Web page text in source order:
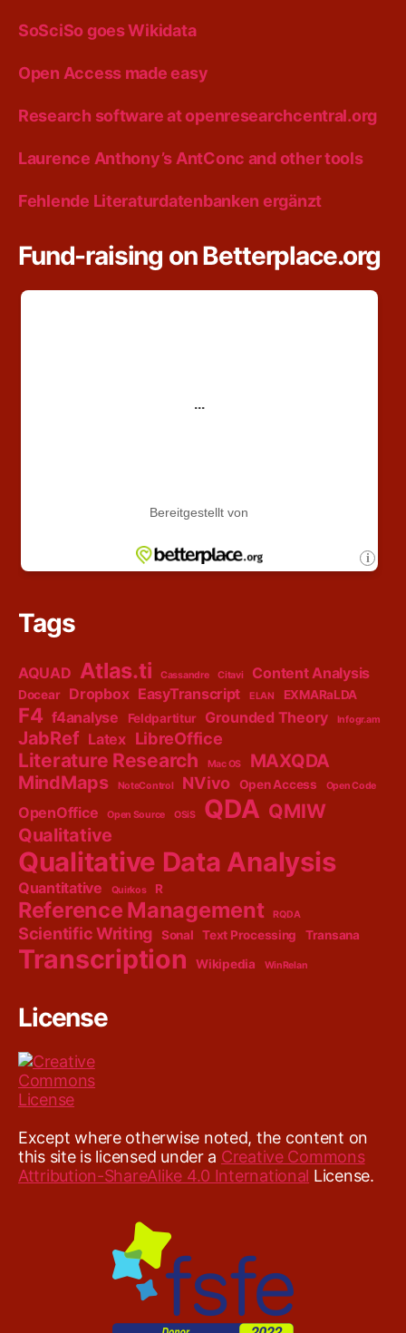
SoSciSo goes Wikidata
Open Access made easy
Research software at openresearchcentral.org
Laurence Anthony’s AntConc and other tools
Fehlende Literaturdatenbanken ergänzt
Fund-raising on Betterplace.org
Tags
AQUAD Atlas.ti Cassandre Citavi Content Analysis
Docear Dropbox EasyTranscript ELAN EXMARaLDA
F4 f4analyse Feldpartitur Grounded Theory Infogr.am
JabRef Latex LibreOffice
Literature Research Mac OS
MAXQDA
MindMaps
NoteControl NVivo Open Access Open Code
OpenOffice Open Source OSiS QDA QMIW
Qualitative
Qualitative Data Analysis
Quantitative Quirkos R
Reference Management RQDA
Scientific Writing Sonal Text Processing Transana
Transcription Wikipedia WinRelan
License
Except where otherwise noted, the content on
this site is licensed under a Creative Commons
Attribution-ShareAlike 4.0 International License.